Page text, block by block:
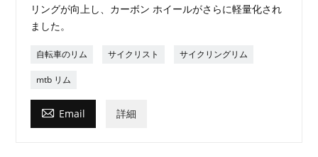
リングが向上し、カーボン ホイールがさらに軽量化され
ました。
自転車のリム サイクリスト サイクリングリム
mtb リム
 Email 詳細